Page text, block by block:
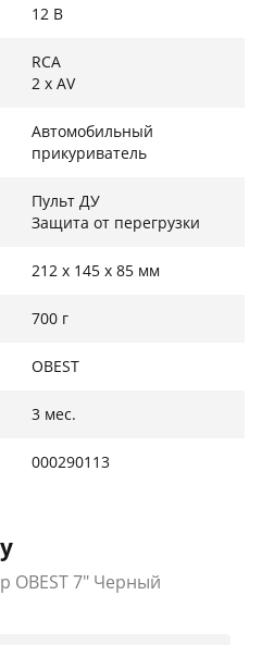
24 В питания, что делает
и грузовыми
транспортом.
интуитивную
а автоматическое
12 В
RCA
2 x AV
Автомобильный
прикуриватель
Пульт ДУ
Защита от перегрузки
212 x 145 x 85 мм
700 г
OBEST
3 мес.
000290113
OBEST 7" Черный